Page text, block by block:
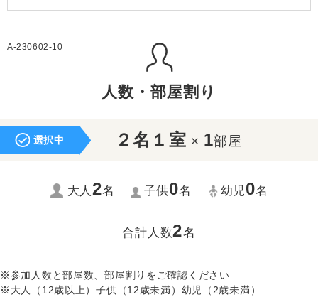
A-230602-10
人数・部屋割り
選択中 ２名１室 × 1部屋
大人2名 子供0名 幼児0名
合計人数2名
※参加人数と部屋数、部屋割りをご確認ください
※大人（12歳以上）子供（12歳未満）幼児（2歳未満）